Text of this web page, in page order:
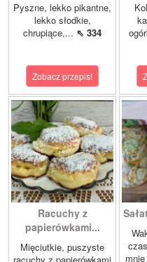
Pyszne, lekko pikantne,
lekko słodkie,
chrupiące,... ⇖ 334
Zobacz przepis!
Racuchy z
papierówkami...
Mięciutkie, puszyste